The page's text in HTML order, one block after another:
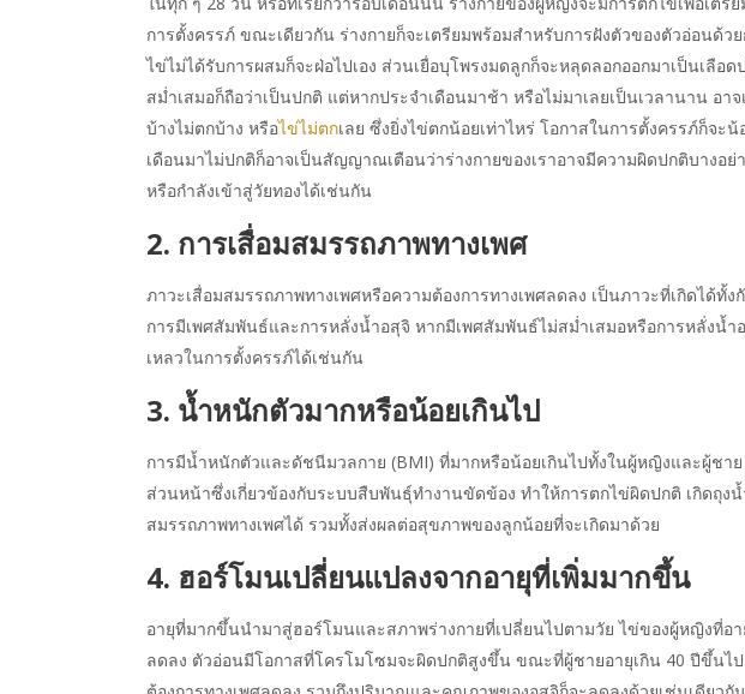
การตั้งครรภ์ ขณะเดียวกัน ร่างกายก็จะเตรียมพร้อมสำหรับการฝังตัวของตัวอ่อนด้ว
ไข่ไม่ได้รับการผสมก็จะฝ่อไปเอง ส่วนเยื่อบุโพรงมดลูกก็จะหลุดลอกออกมาเป็นเลือ
สม่ำเสมอก็ถือว่าเป็นปกติ แต่หากประจำเดือนมาช้า หรือไม่มาเลยเป็นเวลานาน อ
บ้างไม่ตกบ้าง หรือไข่ไม่ตกเลย ซึ่งยิ่งไข่ตกน้อยเท่าไหร่ โอกาสในการตั้งครรภ์ก็จะ
เดือนมาไม่ปกติก็อาจเป็นสัญญาณเตือนว่าร่างกายของเราอาจมีความผิดปกติบางอย่
หรือกำลังเข้าสู่วัยทองได้เช่นกัน
2. การเสื่อมสมรรถภาพทางเพศ
ภาวะเสื่อมสมรรถภาพทางเพศหรือความต้องการทางเพศลดลง เป็นภาวะที่เกิดได้ทั้
การมีเพศสัมพันธ์และการหลั่งน้ำอสุจิ หากมีเพศสัมพันธ์ไม่สม่ำเสมอหรือการหลั่งน้
เหลวในการตั้งครรภ์ได้เช่นกัน
3. น้ำหนักตัวมากหรือน้อยเกินไป
การมีน้ำหนักตัวและดัชนีมวลกาย (BMI) ที่มากหรือน้อยเกินไปทั้งในผู้หญิงและผู้ชา
ส่วนหน้าซึ่งเกี่ยวข้องกับระบบสืบพันธ์ุทำงานขัดข้อง ทำให้การตกไข่ผิดปกติ เกิดถุงน้
สมรรถภาพทางเพศได้ รวมทั้งส่งผลต่อสุขภาพของลูกน้อยที่จะเกิดมาด้วย
4. ฮอร์โมนเปลี่ยนแปลงจากอายุที่เพิ่มมากขึ้น
อายุที่มากขึ้นนำมาสู่ฮอร์โมนและสภาพร่างกายที่เปลี่ยนไปตามวัย ไข่ของผู้หญิงที่
ลดลง ตัวอ่อนมีโอกาสที่โครโมโซมจะผิดปกติสูงขึ้น ขณะที่ผู้ชายอายุเกิน 40 ปีขึ้นไ